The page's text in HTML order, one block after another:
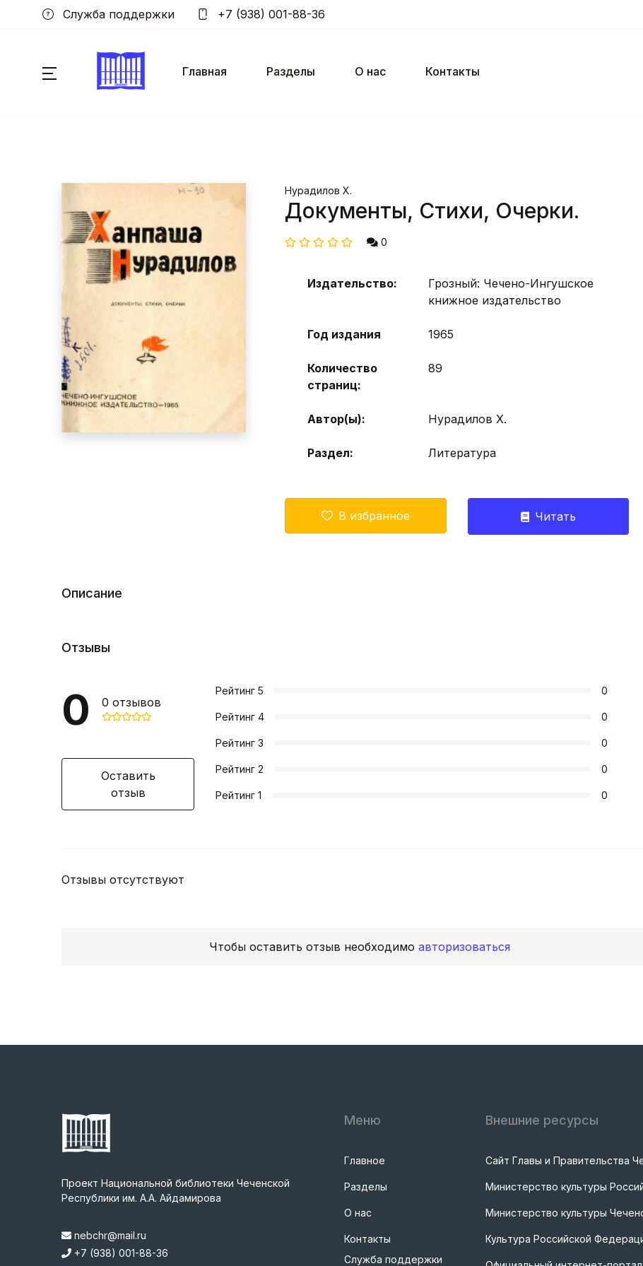
Служба поддержки +7 (938) 001-88-36
Главная Разделы О нас
Контакты
Нурадилов Х.
Документы, Стихи, Очерки.
0
Издательство:
Грозный: Чечено-Ингушское
книжное издательство
Год издания 1965
Количество
страниц:
89
Автор(ы): Нурадилов Х.
Раздел: Литература
В избранное Читать
Описание
Отзывы
0 0 отзывов
Оставить
отзыв
Рейтинг5 0
Рейтинг4 0
Рейтинг3 0
Рейтинг2 0
Рейтинг1 0
Отзывы отсутствуют
Чтобы оставить отзыв необходимо авторизоваться
Проект Национальной библиотеки Чеченской
Республики им. А.А. Айдамирова
nebchr@mail.ru
+7 (938) 001-88-36
Меню
Главное
Разделы
О нас
Контакты
Служба поддержки
Внешние ресурсы
Сайт Главы и Правительства
Министерство культуры
Министерство культуры
Культура Российской